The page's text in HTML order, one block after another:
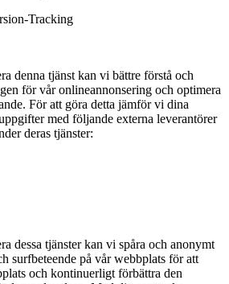
Tracking
denna tjänst kan vi bättre förstå och
för vår onlineannonsering och optimera
För att göra detta jämför vi dina
med följande externa leverantörer
deras tjänster:
dessa tjänster kan vi spåra och anonymt
surfbeteende på vår webbplats för att
och kontinuerligt förbättra den